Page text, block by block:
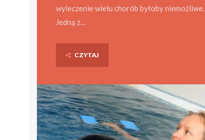
wyleczenie wielu chorób byłoby niemożliwe.
Jedną z…
CZYTAJ